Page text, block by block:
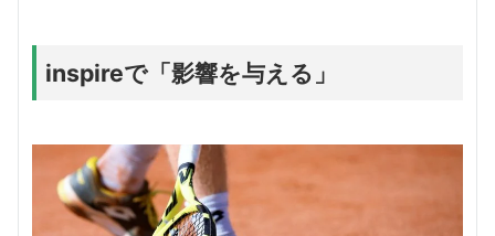
inspireで「影響を与える」